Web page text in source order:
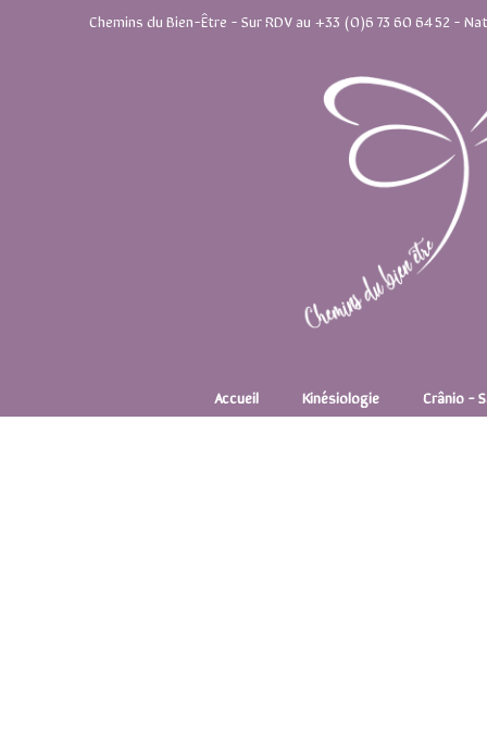
Chemins du Bien-Être - Sur RDV au +33 (0)6 73 60 64 52 -
Accueil Kinésiologie Crânio -